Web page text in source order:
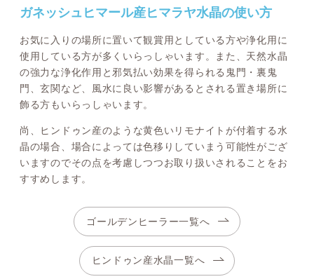
ガネッシュヒマール産ヒマラヤ水晶の使い方
お気に入りの場所に置いて観賞用としている方や浄化用に
使用している方が多くいらっしゃいます。また、天然水晶
の強力な浄化作用と邪気払い効果を得られる鬼門・裏鬼
門、玄関など、風水に良い影響があるとされる置き場所に
飾る方もいらっしゃいます。
尚、ヒンドゥン産のような黄色いリモナイトが付着する水
晶の場合、場合によっては色移りしていまう可能性がござ
いますのでその点を考慮しつつお取り扱いされることをお
すすめします。
ゴールデンヒーラー一覧へ
ヒンドゥン産水晶一覧へ